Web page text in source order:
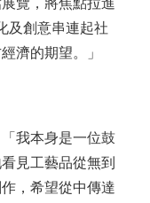
覽，將焦點拉進
及創意串連起社
濟的期望。」
我本身是一位鼓
見工藝品從無到
，希望從中傳達